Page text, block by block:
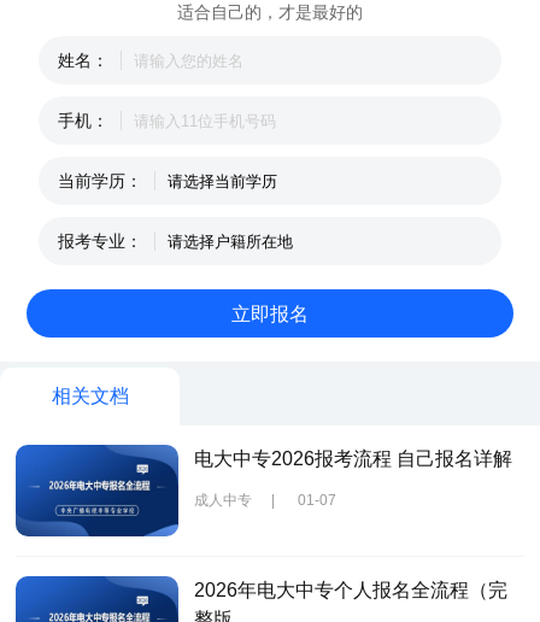
适合自己的，才是最好的
姓名：
手机：
当前学历：
报考专业：
相关文档
电大中专2026报考流程 自己报名详解
成人中专 | 01-07
2026年电大中专个人报名全流程（完